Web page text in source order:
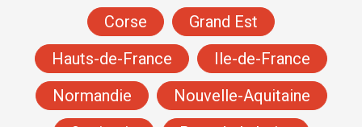
Corse
Grand Est
Hauts-de-France
Ile-de-France
Normandie
Nouvelle-Aquitaine